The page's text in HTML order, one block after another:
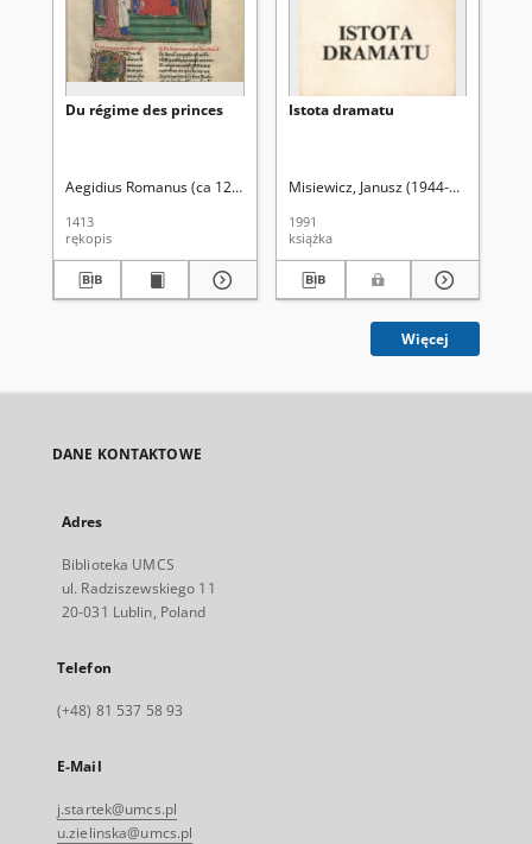
Du régime des princes
Aegidius Romanus (ca 1243-1316). Aut. oryg.
1413
rękopis
Istota dramatu
Misiewicz, Janusz (1944-2015)
1991
książka
Więcej
DANE KONTAKTOWE
Adres
Biblioteka UMCS
ul. Radziszewskiego 11
20-031 Lublin, Poland
Telefon
(+48) 81 537 58 93
E-Mail
j.startek@umcs.pl
u.zielinska@umcs.pl